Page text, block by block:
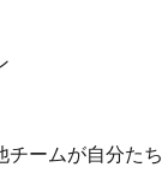
チームが自分た